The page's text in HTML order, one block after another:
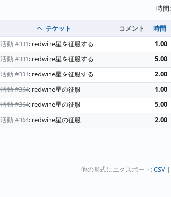
時間:
チケット コメント
時間
活動 #331: redwine星を征服する
1.00
活動 #331: redwine星を征服する
5.00
活動 #331: redwine星を征服する
2.00
活動 #364: redwine星の征服
1.00
活動 #364: redwine星の征服
5.00
活動 #364: redwine星の征服 2.00
他の形式にエクスポート:CSV